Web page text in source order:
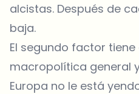
alcistas. Después de
baja.
El segundo factor
macropolítica general
Europa no le está